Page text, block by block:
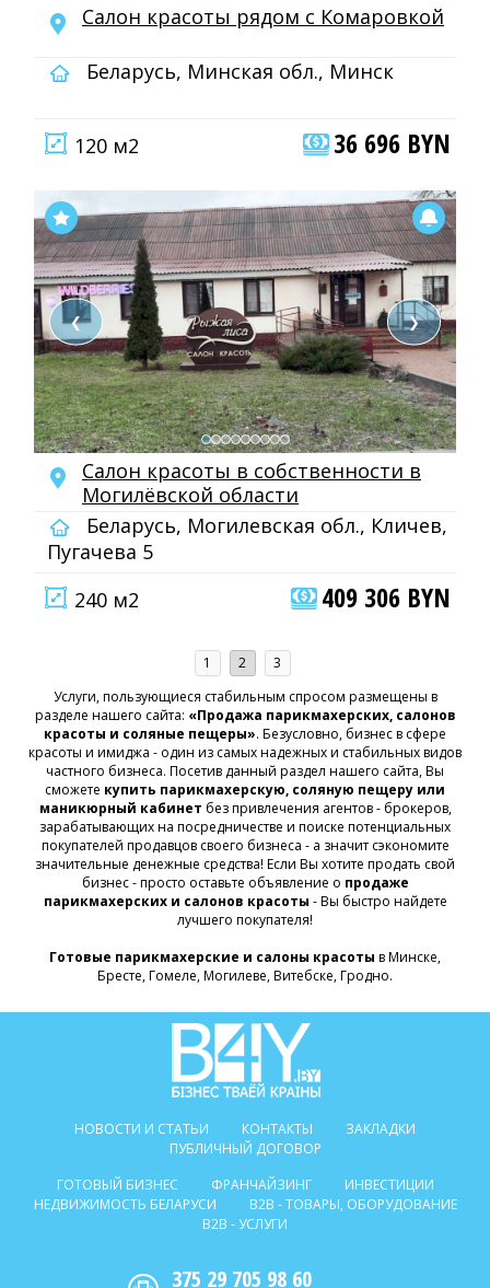
Салон красоты рядом с Комаровкой
Беларусь, Минская обл., Минск
120 м2 36 696 BYN
❮ ❯
Салон красоты в собственности в
Могилёвской области
Беларусь, Могилевская обл., Кличев,
Пугачева 5
240 м2
409 306 BYN
1 2
3
Услуги, пользующиеся стабильным спросом размещены в
разделе нашего сайта: «Продажа парикмахерских, салонов
красоты и соляные пещеры». Безусловно, бизнес в сфере
красоты и имиджа - один из самых надежных и стабильных видов
частного бизнеса. Посетив данный раздел нашего сайта, Вы
сможете купить парикмахерскую, соляную пещеру или
маникюрный кабинет без привлечения агентов - брокеров,
зарабатывающих на посредничестве и поиске потенциальных
покупателей продавцов своего бизнеса - а значит сэкономите
значительные денежные средства! Если Вы хотите продать свой
бизнес - просто оставьте объявление о продаже
парикмахерских и салонов красоты - Вы быстро найдете
лучшего покупателя!
Готовые парикмахерские и салоны красоты в Минске,
Бресте, Гомеле, Могилеве, Витебске, Гродно.
НОВОСТИ И СТАТЬИ КОНТАКТЫ
ЗАКЛАДКИ
ПУБЛИЧНЫЙ ДОГОВОР
ГОТОВЫЙ БИЗНЕС
ФРАНЧАЙЗИНГ
ИНВЕСТИЦИИ
НЕДВИЖИМОСТЬ БЕЛАРУСИ
B2B - ТОВАРЫ, ОБОРУДОВАНИЕ
B2B - УСЛУГИ
375 29 705 98 60